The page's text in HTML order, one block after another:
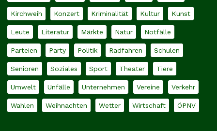
Kirchweih Konzert Kriminalität Kultur Kunst
Leute Literatur Märkte Natur Notfälle
Parteien Party Politik Radfahren Schulen
Senioren Soziales Sport Theater Tiere
Umwelt Unfälle Unternehmen Vereine Verkehr
Wahlen Weihnachten Wetter Wirtschaft ÖPNV